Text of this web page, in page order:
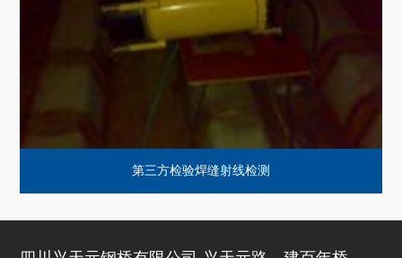
第三方检验焊缝射线检测